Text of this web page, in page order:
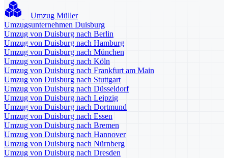
Umzug Müller
Umzugsunternehmen Duisburg
Umzug von Duisburg nach Berlin
Umzug von Duisburg nach Hamburg
Umzug von Duisburg nach München
Umzug von Duisburg nach Köln
Umzug von Duisburg nach Frankfurt am Main
Umzug von Duisburg nach Stuttgart
Umzug von Duisburg nach Düsseldorf
Umzug von Duisburg nach Leipzig
Umzug von Duisburg nach Dortmund
Umzug von Duisburg nach Essen
Umzug von Duisburg nach Bremen
Umzug von Duisburg nach Hannover
Umzug von Duisburg nach Nürnberg
Umzug von Duisburg nach Dresden